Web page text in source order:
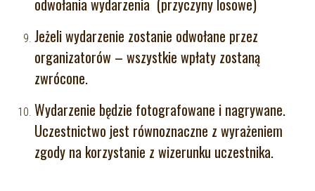
odwołania wydarzenia (przyczyny losowe)
Jeżeli wydarzenie zostanie odwołane przez
organizatorów – wszystkie wpłaty zostaną
zwrócone.
Wydarzenie będzie fotografowane i nagrywane.
Uczestnictwo jest równoznaczne z wyrażeniem
zgody na korzystanie z wizerunku uczestnika.